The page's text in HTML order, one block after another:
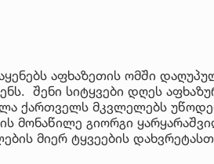
აფხაზეთის ომში
შენი სიტყვები დღეს
ქართველს მკვლელებს
მონაწილე გიორგი
მიერ ტყვეების